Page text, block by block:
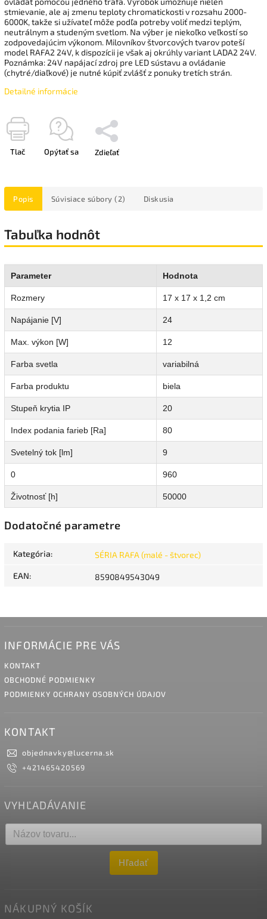
stmievanie, ale aj zmenu teploty chromatickosti v rozsahu 2000-
6000K, takže si užívateľ môže podľa potreby voliť medzi teplým,
neutrálnym a studeným svetlom. Na výber je niekoľko veľkostí so
zodpovedajúcim výkonom. Milovníkov štvorcových tvarov poteší
model RAFA2 24V, k dispozícii je však aj okrúhly variant LADA2 24V.
Poznámka: 24V napájací zdroj pre LED sústavu a ovládanie
(chytré/diaľkové) je nutné kúpiť zvlášť z ponuky tretích strán.
Detailné informácie
Tlač Opýtať sa Zdieľať
Popis Súvisiace súbory (2) Diskusia
Tabuľka hodnôt
Parameter Hodnota
Rozmery 17 x 17 x 1,2 cm
Napájanie [V] 24
Max. výkon [W] 12
Farba svetla variabilná
Farba produktu biela
Stupeň krytia IP 20
Index podania farieb [Ra] 80
Svetelný tok [lm] 9
0 960
Životnosť [h] 50000
Dodatočné parametre
Kategória: SÉRIA RAFA (malé - štvorec)
EAN: 8590849543049
INFORMÁCIE PRE VÁS
KONTAKT
OBCHODNÉ PODMIENKY
PODMIENKY OCHRANY OSOBNÝCH ÚDAJOV
KONTAKT
objednavky@lucerna.sk
+421465420569
VYHĽADÁVANIE
Hľadať
NÁKUPNÝ KOŠÍK